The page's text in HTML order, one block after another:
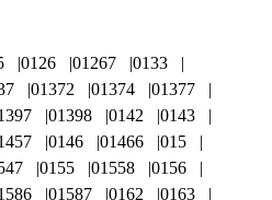
0126 01267
0133
01372 01374
01377
01398 0142
0143
0146 01466
015
0155 01558
0156
01587 0162
0163